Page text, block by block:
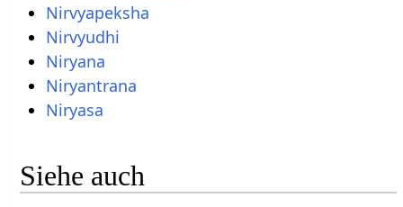
Nirvyapeksha
Nirvyudhi
Niryana
Niryantrana
Niryasa
Siehe auch